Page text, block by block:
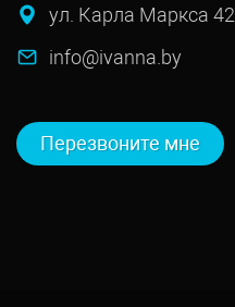
ул. Карла Маркса 42
info@ivanna.by
Перезвоните мне